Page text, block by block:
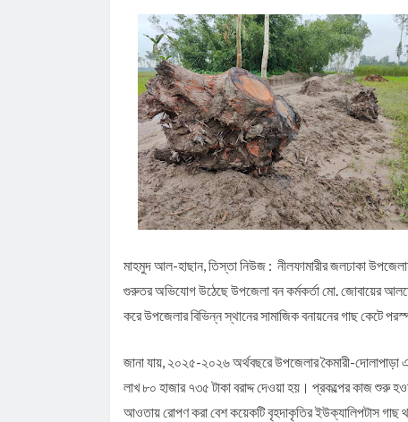
পা ভেঙে দেওয়া হবে
আগস্ট মাসের জন্য জ্বালানি তেলের দাম নির্ধারণ করলো সরকার
জলঢাকায় স্কুলছাত্রীর রহস্যজনক মৃত্যু
নবম পে স্কেল সরকারি কর্মকর্তা-কর্মচারীদের সুখবর দিলেন
কাজিদের আয় ১৪৪০ কোটি, সরকারের কোষাগারে নেই ১
শাপলা চত্বর ‘গণহত্যা’ মামলায় লতিফ সিদ্দিকী গ্রেপ্তার
রাষ্ট্রপতি নির্বাচনে জামায়াত প্রার্থী দেবে কিনা, জানা গেল
পাটগ্রামে ফ্যামিলি কার্ডের তথ্য সংগ্রহকারী নিয়োগে
মাহমুদ আল-হাছান, তিস্তা নিউজ : নীলফামারীর জলঢাকা
গুরুতর অভিযোগ উঠেছে উপজেলা বন কর্মকর্তা মো. জোবায়ের
করে উপজেলার বিভিন্ন স্থানের সামাজিক বনায়নের গাছ কেটে
জানা যায়, ২০২৫-২০২৬ অর্থবছরে উপজেলার কৈমারী-
লাখ ৮০ হাজার ৭৩৫ টাকা বরাদ্দ দেওয়া হয়। প্রকল্পের কাজ শুরু
আওতায় রোপণ করা বেশ কয়েকটি বৃহদাকৃতির ইউক্যালিপটাস গাছ